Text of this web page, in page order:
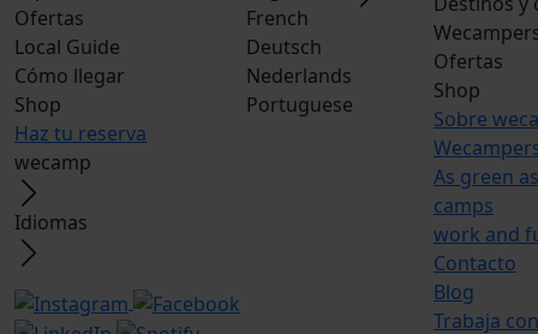
Ofertas
Local Guide
Cómo llegar
Shop
Haz tu reserva
wecamp
Idiomas
French
Deutsch
Nederlands
Portuguese
Ofertas
Shop
Sobre
As green
camps
work and
Contacto
Blog
Trabaja con